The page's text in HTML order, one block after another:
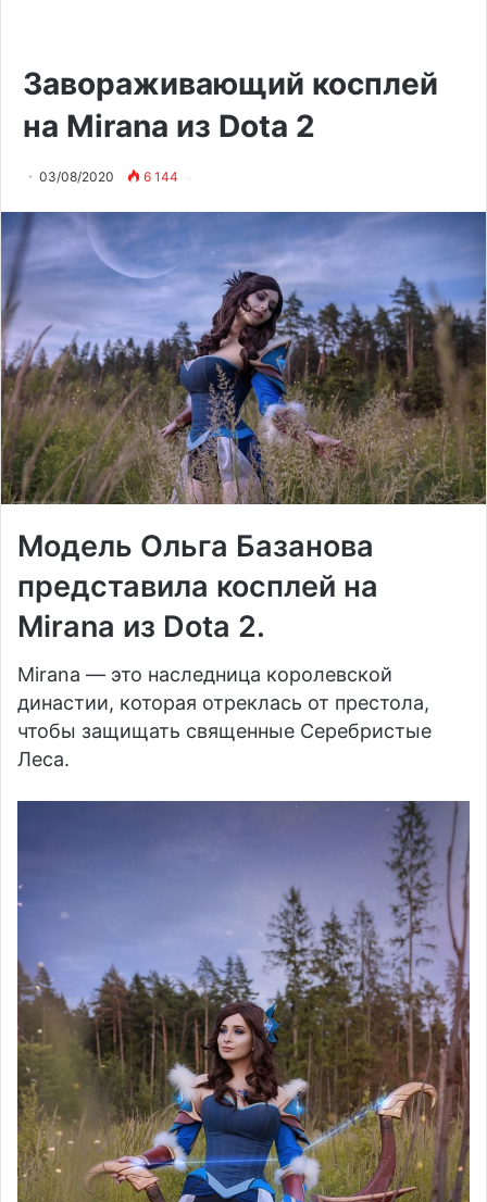
Завораживающий косплей
на Mirana из Dota 2
03/08/2020 6 144
Модель Ольга Базанова
представила косплей на
Mirana из Dota 2.
Mirana — это наследница королевской
династии, которая отреклась от престола,
чтобы защищать священные Серебристые
Леса.